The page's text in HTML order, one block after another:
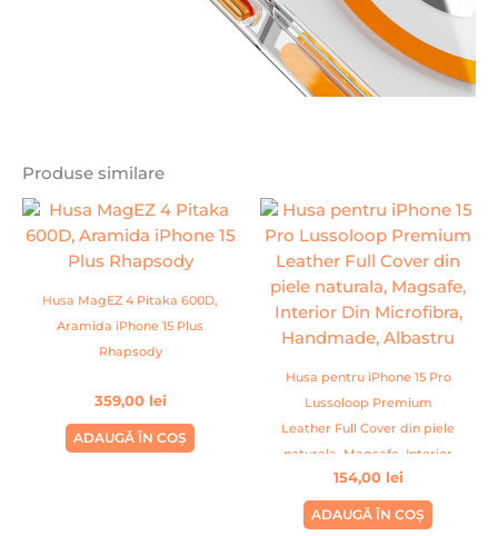
Produse similare
Husa MagEZ 4 Pitaka 600D,
Aramida iPhone 15 Plus
Rhapsody
359,00 lei
ADAUGĂ ÎN COȘ
Husa pentru iPhone 15 Pro
Lussoloop Premium
Leather Full Cover din piele
naturala, Magsafe, Interior
Din Microfibra, Handmade,
Albastru
154,00 lei
ADAUGĂ ÎN COȘ